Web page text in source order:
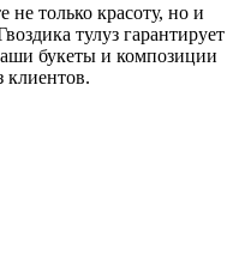
только красоту, но и
тулуз гарантирует
букеты и композиции